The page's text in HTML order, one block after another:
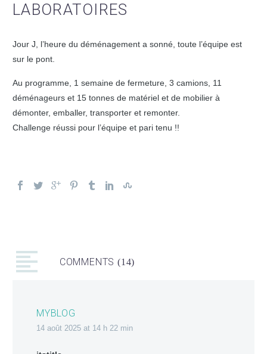
LABORATOIRES
Jour J, l’heure du déménagement a sonné, toute l’équipe est
sur le pont.
Au programme, 1 semaine de fermeture, 3 camions, 11
déménageurs et 15 tonnes de matériel et de mobilier à
démonter, emballer, transporter et remonter.
Challenge réussi pour l’équipe et pari tenu !!
COMMENTS(14)
MYBLOG
14 août 2025 at 14 h 22 min